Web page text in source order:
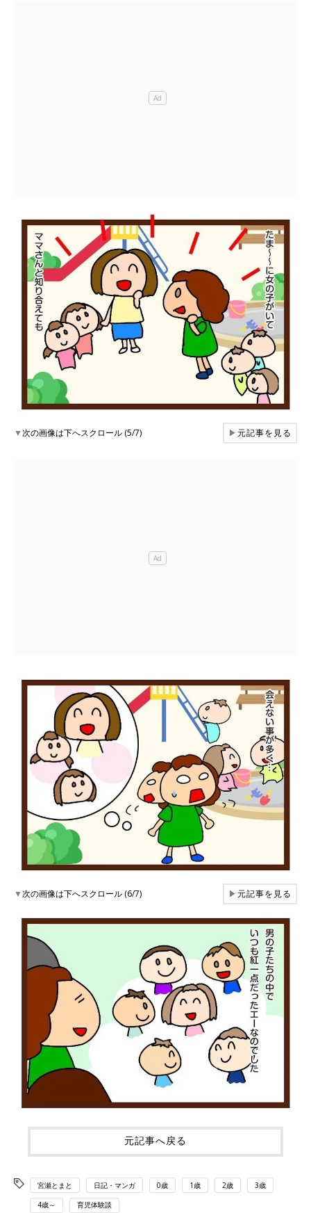
▼次の画像は下へスクロール (5/7) ▶元記事を見る
▼次の画像は下へスクロール (6/7) ▶元記事を見る
元記事へ戻る
宮瀬とまと 日記・マンガ 0歳 1歳 2歳 3歳
4歳～ 育児体験談